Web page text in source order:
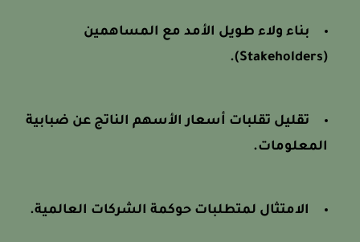
بناء ولاء طويل الأمد مع المساهمين
تقليل تقلبات أسعار الأسهم الناتج عن ضبابية
المعلومات.
الامتثال لمتطلبات حوكمة الشركات العالمية.